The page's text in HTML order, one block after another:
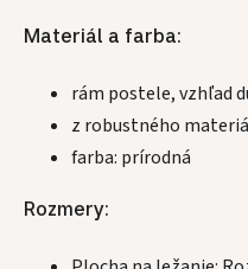
Materiál a farba:
rám postele, vzhľad
z robustného
farba: prírodná
Rozmery: